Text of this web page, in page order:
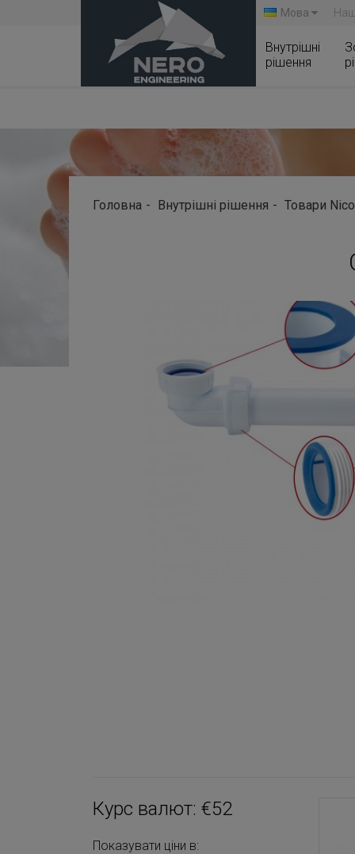
Мова
Внутрішні
рішення
Головна Внутрішні рішення Товари
Курс валют: €52
Показувати ціни в: